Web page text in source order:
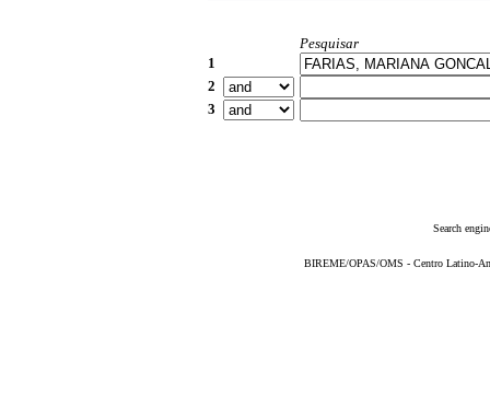
Pesquisar
1
2
3
Search
BIREME/OPAS/OMS - Centro Latino-